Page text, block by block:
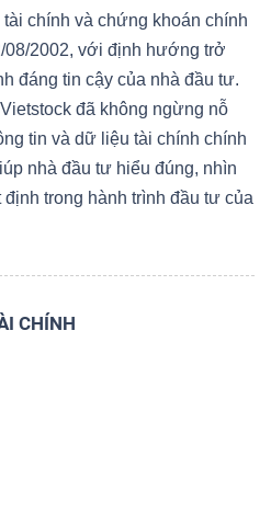
chính và chứng khoán chính
08/2002, với định hướng trở
đáng tin cậy của nhà đầu tư.
đã không ngừng nỗ
tin và dữ liệu tài chính chính
nhà đầu tư hiểu đúng, nhìn
trong hành trình đầu tư của
CHÍNH